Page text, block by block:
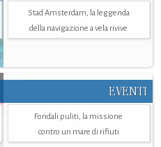
Stad Amsterdam, la leggenda
della navigazione a vela rivive
EVENTI
Fondali puliti, la missione
contro un mare di rifiuti